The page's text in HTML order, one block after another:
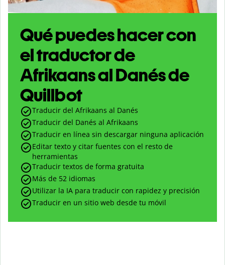
Qué puedes hacer con
el traductor de
Afrikaans al Danés de
Quillbot
Traducir del Afrikaans al Danés
Traducir del Danés al Afrikaans
Traducir en línea sin descargar ninguna aplicación
Editar texto y citar fuentes con el resto de
herramientas
Traducir textos de forma gratuita
Más de 52 idiomas
Utilizar la IA para traducir con rapidez y precisión
Traducir en un sitio web desde tu móvil